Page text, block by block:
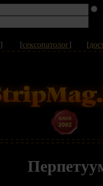
] [сексопатолог] [